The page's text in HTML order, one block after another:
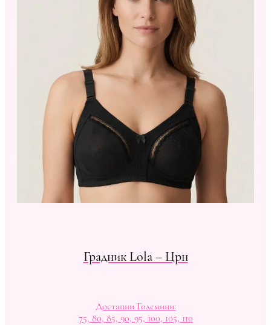
Градник Lola – Црн
Достапни Големини:
75, 80, 85, 90, 95, 100, 105, 110